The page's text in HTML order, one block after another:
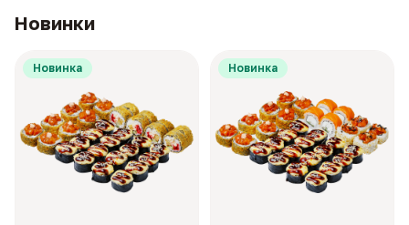
Новинки
Новинка Новинка